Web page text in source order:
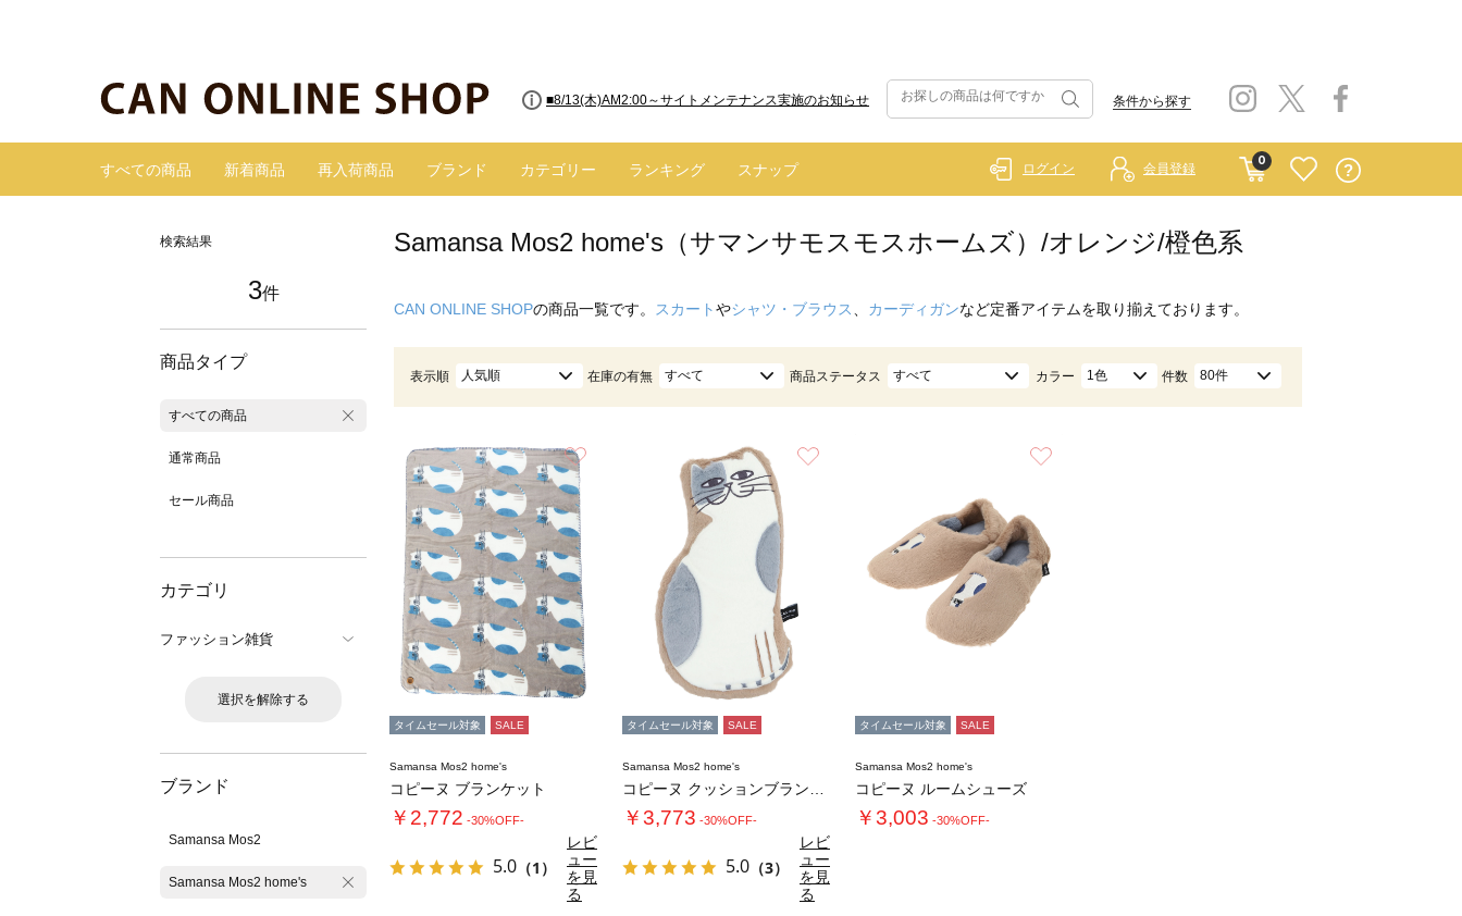
■8/13(木)AM2:00～サイトメンテナンス実施のお知らせ 条件から探す
すべての商品 新着商品 再入荷商品 ブランド カテゴリー ランキング スナップ
0
ログイン 会員登録
検索結果
3件
商品タイプ
すべての商品
通常商品
セール商品
カテゴリ
ファッション雑貨
選択を解除する
ブランド
Samansa Mos2
Samansa Mos2 home's
Samansa Mos2 home's（サマンサモスモスホームズ）/オレンジ/橙色系
CAN ONLINE SHOPの商品一覧です。 スカートやシャツ・ブラウス カーディガンなど定番アイテムを取り揃えております。
表示順 人気順 在庫の有無 すべて 商品ステータス すべて カラー 1色 件数 80件
タイムセール対象 SALE
Samansa Mos2 home's
コピーヌ ブランケット
￥2,772 -30%OFF-
5.0 （1）
レビ
ュー
を見
る
タイムセール対象 SALE
Samansa Mos2 home's
￥3,773 -30%OFF-
5.0 （3）
レビ
ュー
を見
る
タイムセール対象 SALE
Samansa Mos2 home's
コピーヌ ルームシューズ
￥3,003 -30%OFF-